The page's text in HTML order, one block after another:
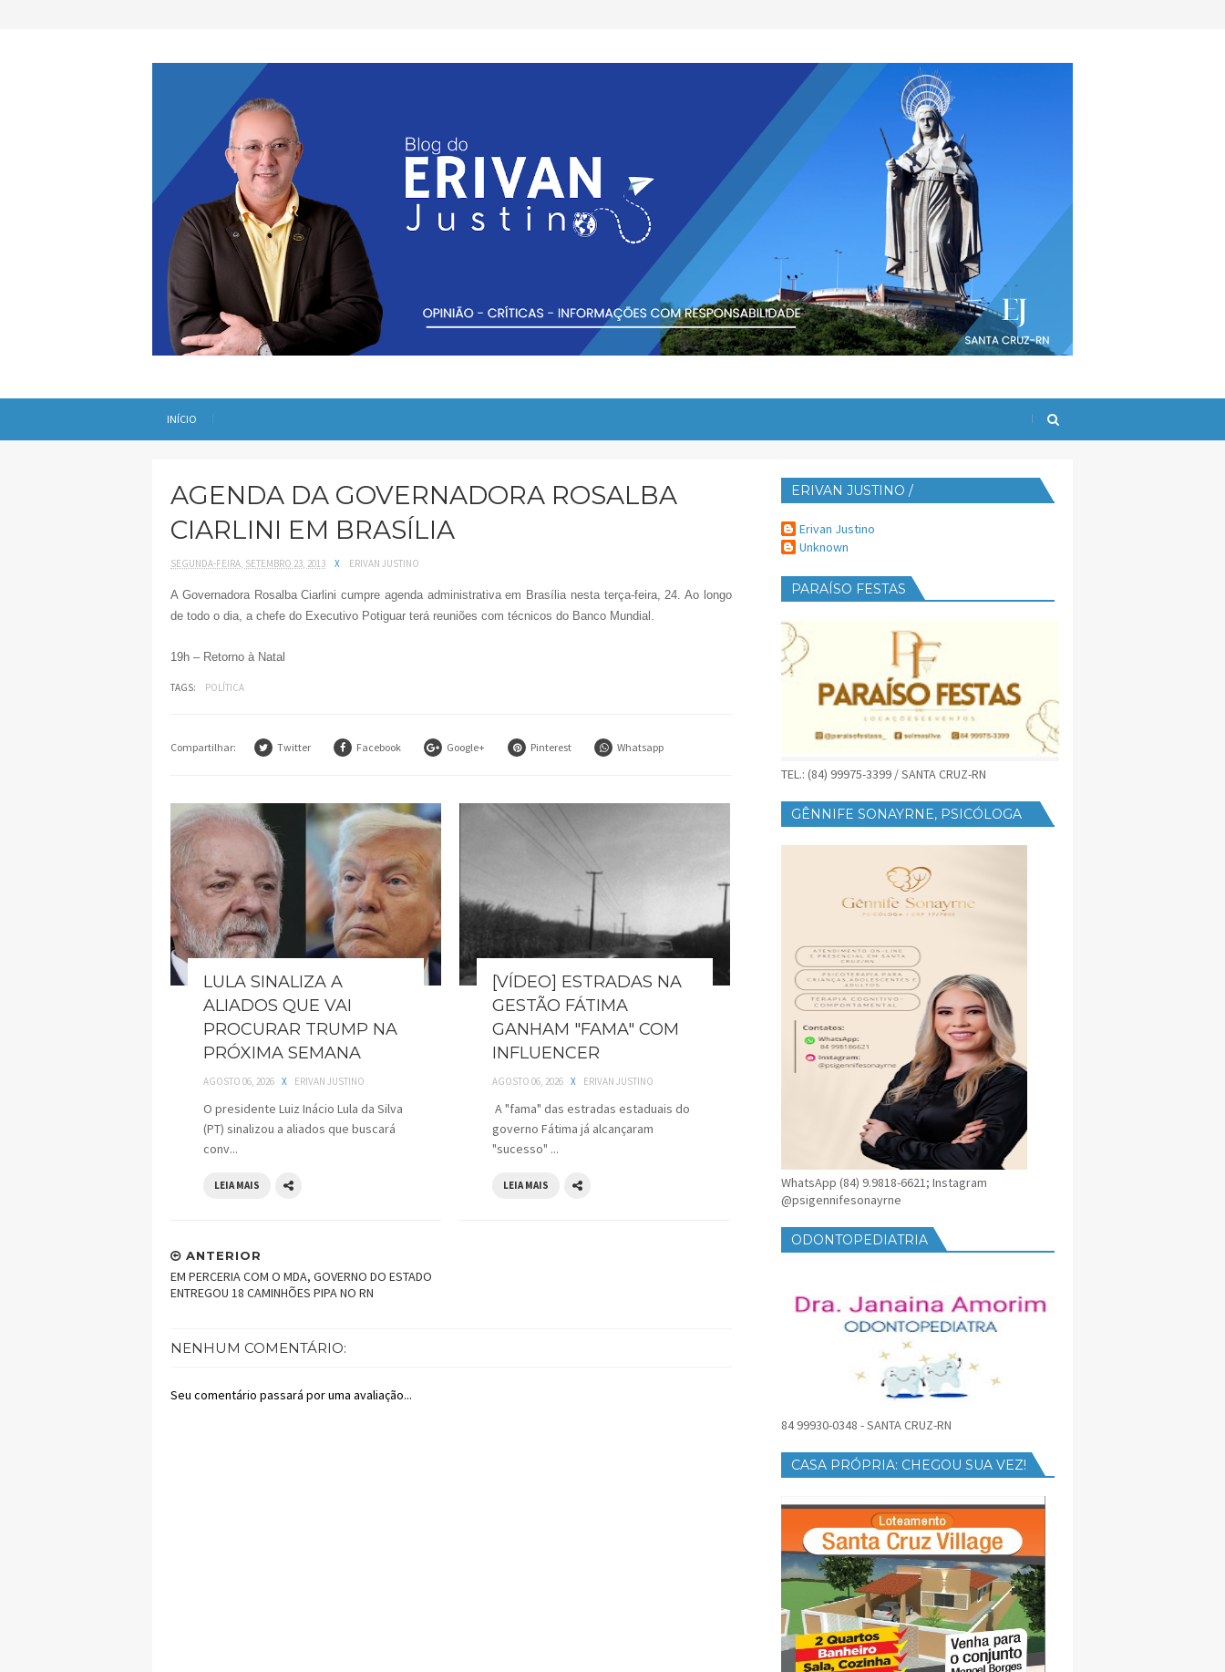
INÍCIO
AGENDA DA GOVERNADORA ROSALBA
CIARLINI EM BRASÍLIA
SEGUNDA-FEIRA, SETEMBRO 23, 2013 X ERIVAN JUSTINO
A Governadora Rosalba Ciarlini cumpre agenda administrativa em Brasília nesta terça-feira, 24. Ao longo
de todo o dia, a chefe do Executivo Potiguar terá reuniões com técnicos do Banco Mundial.
19h – Retorno à Natal
TAGS: POLÍTICA
Compartilhar: Twitter Facebook Google+ Pinterest Whatsapp
LULA SINALIZA A
ALIADOS QUE VAI
PROCURAR TRUMP NA
PRÓXIMA SEMANA
AGOSTO 06, 2026 X ERIVAN JUSTINO
O presidente Luiz Inácio Lula da Silva
(PT) sinalizou a aliados que buscará
conv...
LEIA MAIS
[VÍDEO] ESTRADAS NA
GESTÃO FÁTIMA
GANHAM "FAMA" COM
INFLUENCER
AGOSTO 06, 2026 X ERIVAN JUSTINO
A "fama" das estradas estaduais do
governo Fátima já alcançaram
"sucesso" ...
LEIA MAIS
ANTERIOR
EM PERCERIA COM O MDA, GOVERNO DO ESTADO
ENTREGOU 18 CAMINHÕES PIPA NO RN
NENHUM COMENTÁRIO:
Seu comentário passará por uma avaliação...
ERIVAN JUSTINO /
Erivan Justino
Unknown
PARAÍSO FESTAS
TEL.: (84) 99975-3399 / SANTA CRUZ-RN
GÊNNIFE SONAYRNE, PSICÓLOGA
WhatsApp (84) 9.9818-6621; Instagram
@psigennifesonayrne
ODONTOPEDIATRIA
84 99930-0348 - SANTA CRUZ-RN
CASA PRÓPRIA: CHEGOU SUA VEZ!